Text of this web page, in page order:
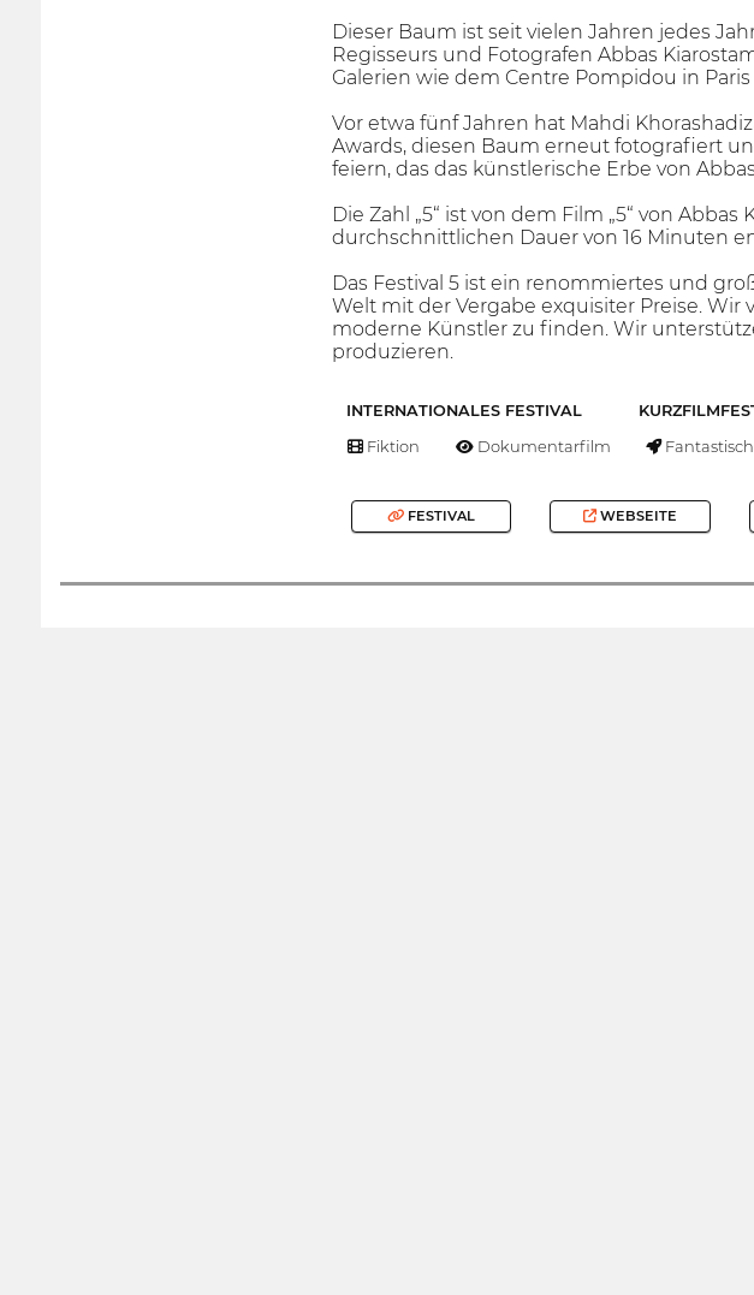
Dieser Baum ist seit vielen Jahren jedes
Regisseurs und Fotografen Abbas
Galerien wie dem Centre Pompidou in
Vor etwa fünf Jahren hat Mahdi
Awards, diesen Baum erneut fotografiert
feiern, das das künstlerische Erbe von
Die Zahl „5“ ist von dem Film „5“ von
durchschnittlichen Dauer von 16 Minuten
Das Festival 5 ist ein renommiertes und
Welt mit der Vergabe exquisiter Preise. Wir
moderne Künstler zu finden. Wir
produzieren.
INTERNATIONALES FESTIVAL
Fiktion Dokumentarfilm Fantastisch
FESTIVAL WEBSEITE